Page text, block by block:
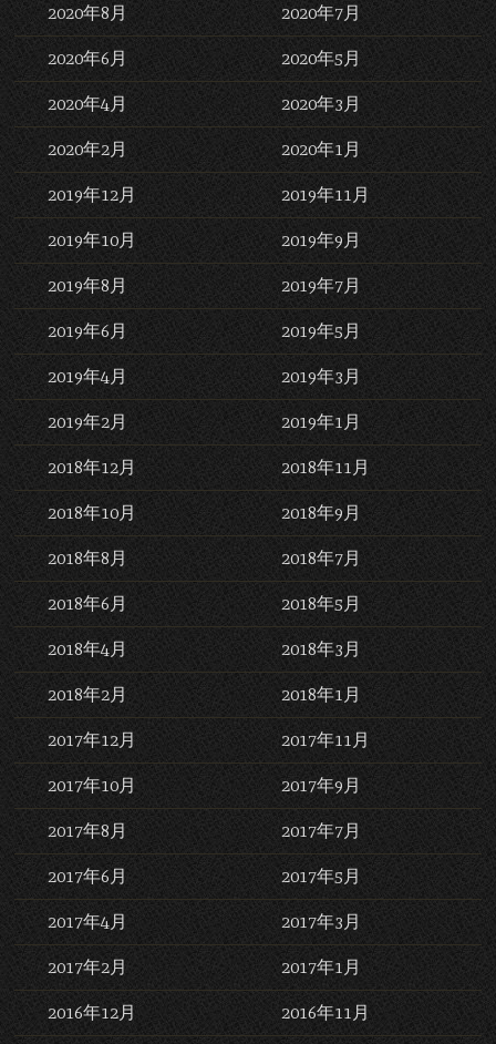
2020年8月 2020年7月
2020年6月 2020年5月
2020年4月 2020年3月
2020年2月 2020年1月
2019年12月 2019年11月
2019年10月 2019年9月
2019年8月 2019年7月
2019年6月 2019年5月
2019年4月 2019年3月
2019年2月 2019年1月
2018年12月 2018年11月
2018年10月 2018年9月
2018年8月 2018年7月
2018年6月 2018年5月
2018年4月 2018年3月
2018年2月 2018年1月
2017年12月 2017年11月
2017年10月 2017年9月
2017年8月 2017年7月
2017年6月 2017年5月
2017年4月 2017年3月
2017年2月 2017年1月
2016年12月 2016年11月